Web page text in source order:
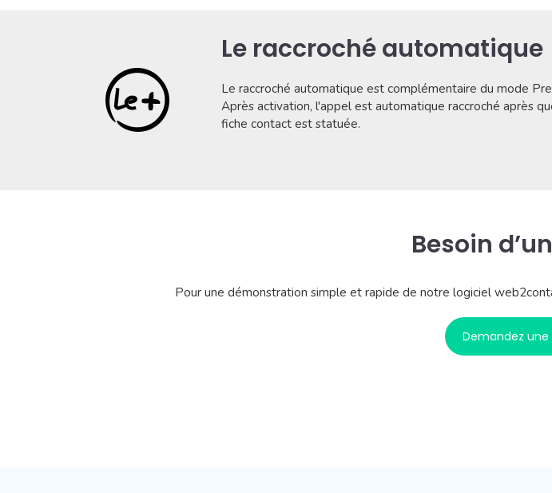
Le raccroché automatique
Le raccroché automatique est complémentaire du mode
Après activation, l'appel est automatique raccroché après
fiche contact est statuée.
Besoin
Pour une démonstration simple et rapide de notre logiciel
Demandez